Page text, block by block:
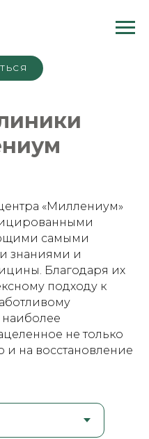
}
«Миллениум»
самыми
знаниями и
Благодаря их
подходу к
не только
и на восстановление